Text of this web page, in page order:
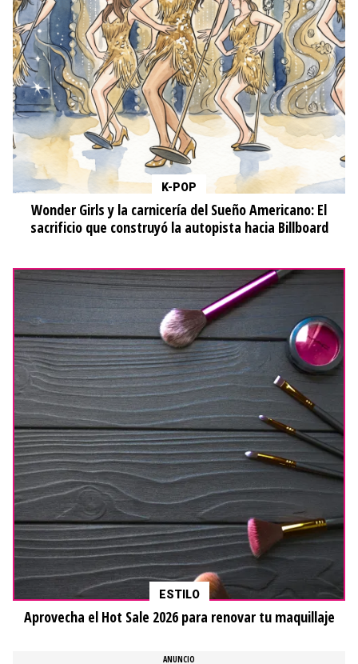
K-POP
Wonder Girls y la carnicería del Sueño Americano: El
sacrificio que construyó la autopista hacia Billboard
ESTILO
Aprovecha el Hot Sale 2026 para renovar tu maquillaje